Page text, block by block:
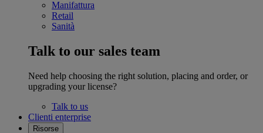
Manifattura
Retail
Sanità
Talk to our sales team
Need help choosing the right solution, placing and order, or
upgrading your license?
Talk to us
Clienti enterprise
Risorse